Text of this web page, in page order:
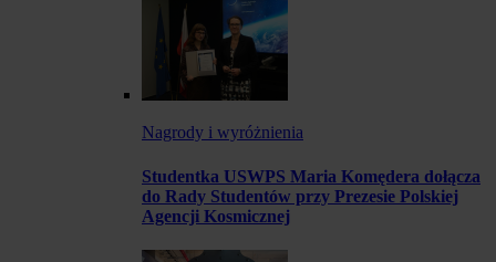
Nagrody i wyróżnienia
Studentka USWPS Maria Komędera dołącza
do Rady Studentów przy Prezesie Polskiej
Agencji Kosmicznej